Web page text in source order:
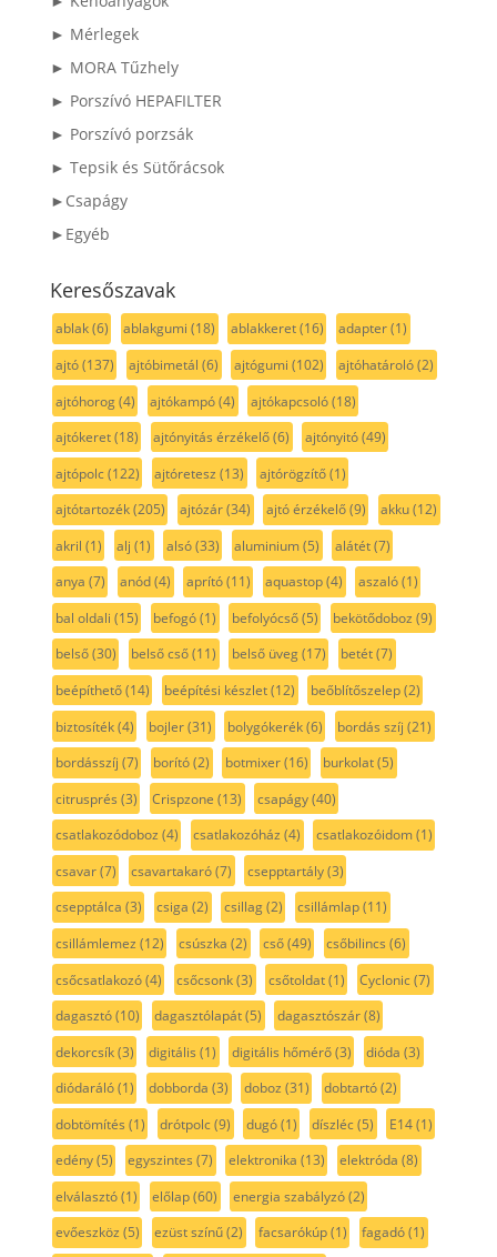
► Mérlegek
► MORA Tűzhely
► Porszívó HEPAFILTER
► Porszívó porzsák
► Tepsik és Sütőrácsok
►Csapágy
►Egyéb
Keresőszavak
ablak(6) ablakgumi (18) ablakkeret(16) adapter(1)
ajtó(137) ajtóbimetál (6) ajtógumi (102) ajtóhatároló(2)
ajtóhorog(4) ajtókampó(4) ajtókapcsoló(18)
ajtókeret(18) ajtónyitás érzékelő(6) ajtónyitó(49)
ajtópolc(122) ajtóretesz (13) ajtórögzítő(1)
ajtótartozék(205) ajtózár(34) ajtó érzékelő(9) akku(12)
akril (1) alj (1) alsó(33) aluminium(5) alátét(7)
anya (7) anód(4) aprító(11) aquastop(4) aszaló(1)
bal oldali (15) befogó(1) befolyócső(5) bekötődoboz (9)
belső(30) belső cső(11) belső üveg(17) betét(7)
beépíthető(14) beépítési készlet(12) beőblítőszelep(2)
biztosíték(4) bojler(31) bolygókerék(6) bordás szíj (21)
bordásszíj (7) borító(2) botmixer(16) burkolat(5)
citrusprés (3) Crispzone (13) csapágy(40)
csatlakozódoboz (4) csatlakozóház (4) csatlakozóidom(1)
csavar(7) csavartakaró(7) csepptartály(3)
csepptálca (3) csiga (2) csillag(2) csillámlap(11)
csillámlemez (12) csúszka (2) cső(49) csőbilincs (6)
csőcsatlakozó(4) csőcsonk(3) csőtoldat(1) Cyclonic(7)
dagasztó(10) dagasztólapát(5) dagasztószár(8)
dekorcsík(3) digitális (1) digitális hőmérő(3) dióda (3)
diódaráló(1) dobborda (3) doboz (31) dobtartó(2)
dobtömítés (1) drótpolc(9) dugó(1) díszléc(5) E14(1)
edény(5) egyszintes (7) elektronika (13) elektróda (8)
elválasztó(1) előlap(60) energia szabályzó(2)
evőeszköz (5) ezüst színű(2) facsarókúp(1) fagadó(1)